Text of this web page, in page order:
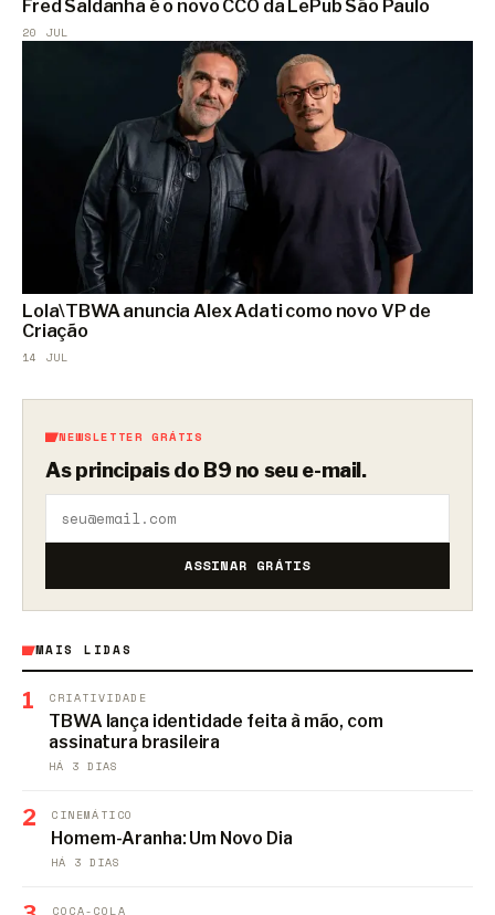
Fred Saldanha é o novo CCO da LePub São Paulo
20 JUL
Lola\TBWA anuncia Alex Adati como novo VP de
Criação
14 JUL
NEWSLETTER GRÁTIS
As principais do B9 no seu e-mail.
ASSINAR GRÁTIS
MAIS LIDAS
1 CRIATIVIDADE
TBWA lança identidade feita à mão, com
assinatura brasileira
HÁ 3 DIAS
2 CINEMÁTICO
Homem-Aranha: Um Novo Dia
HÁ 3 DIAS
COCA-COLA